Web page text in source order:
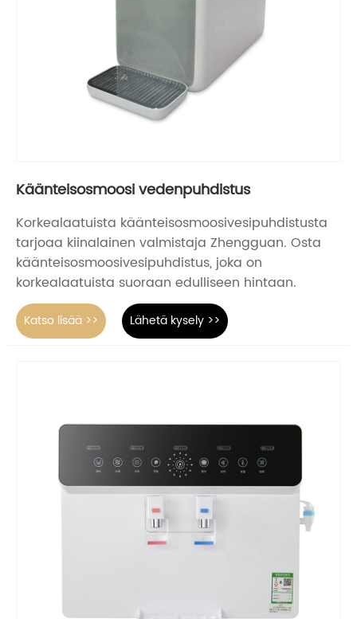
Käänteisosmoosi vedenpuhdistus
Korkealaatuista käänteisosmoosivesipuhdistusta
tarjoaa kiinalainen valmistaja Zhengguan. Osta
käänteisosmoosivesipuhdistus, joka on
korkealaatuista suoraan edulliseen hintaan.
Katso lisää >> Lähetä kysely >>